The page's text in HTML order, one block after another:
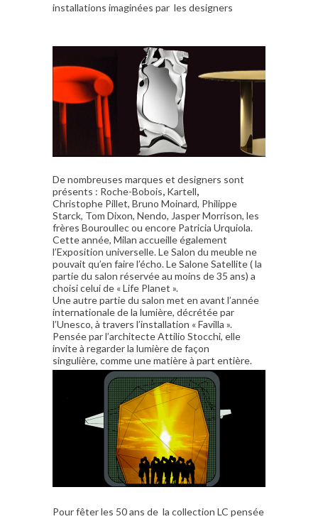
installations imaginées par les designers
De nombreuses marques et designers sont
présents : Roche-Bobois, Kartell,
Christophe Pillet, Bruno Moinard, Philippe
Starck, Tom Dixon, Nendo, Jasper Morrison, les
frères Bouroullec ou encore Patricia Urquiola.
Cette année, Milan accueille également
l’Exposition universelle. Le Salon du meuble ne
pouvait qu’en faire l’écho. Le Salone Satellite ( la
partie du salon réservée au moins de 35 ans) a
choisi celui de « Life Planet ».
Une autre partie du salon met en avant l’année
internationale de la lumière, décrétée par
l’Unesco, à travers l’installation « Favilla ».
Pensée par l’architecte Attilio Stocchi, elle
invite à regarder la lumière de façon
singulière, comme une matière à part entière.
Pour fêter les 50 ans de la collection LC pensée